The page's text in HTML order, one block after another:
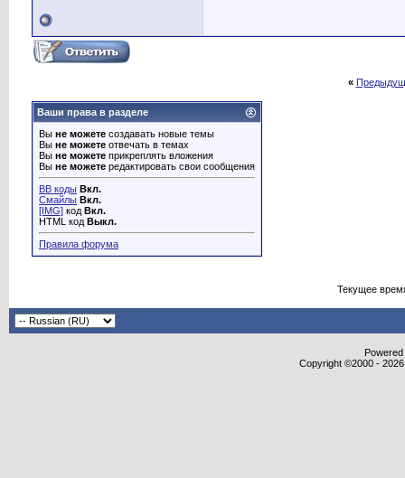
«
Ваши права в разделе
Вы не можете создавать новые темы
Вы не можете отвечать в темах
Вы не можете прикреплять вложения
Вы не можете редактировать свои сообщения
BB коды Вкл.
Смайлы Вкл.
[IMG] код Вкл.
HTML код Выкл.
Правила форума
Текущее
Copyright ©2000 -